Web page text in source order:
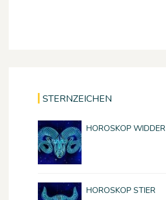
STERNZEICHEN
HOROSKOP WIDDER
HOROSKOP STIER